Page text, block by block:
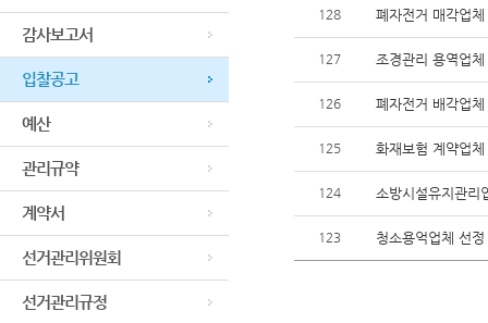
감사보고서
입찰공고
예산
관리규약
계약서
선거관리위원회
선거관리규정
128 폐자전거 매각업
127 조경관리 용역업
126 폐자전거 배각업
125 화재보험 계약업
124 소방시설유지관리
123 청소용억업체 선